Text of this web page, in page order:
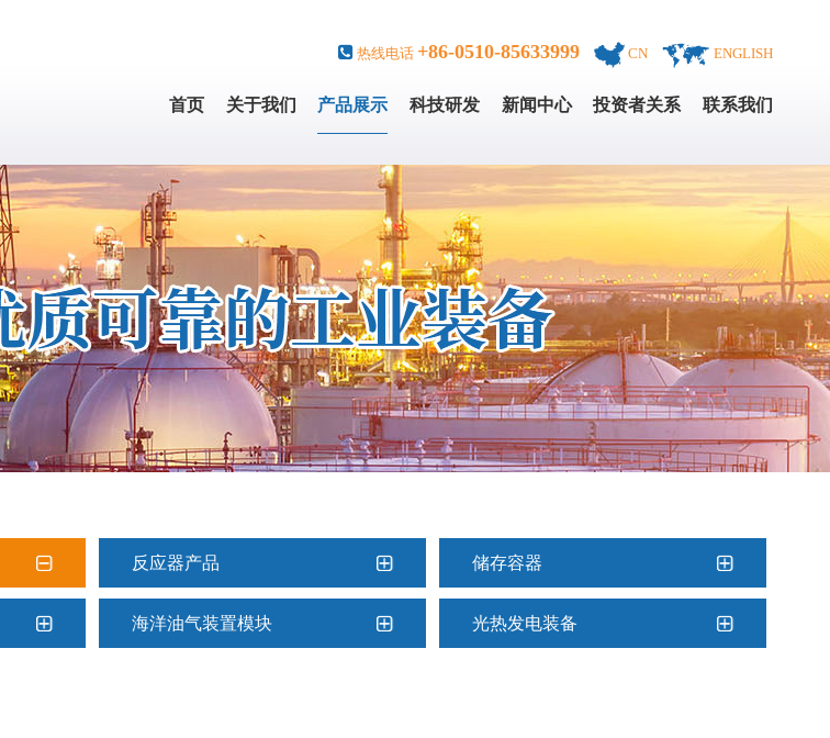
热线电话 +86-0510-85633999 CN ENGLISH
首页 关于我们 产品展示 科技研发 新闻中心 投资者关系 联系我们
反应器产品 储存容器
海洋油气装置模块 光热发电装备